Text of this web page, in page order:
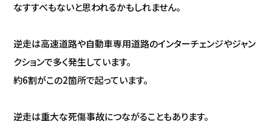
なすすべもないと思われるかもしれません。
逆走は高速道路や自動車専用道路のインターチェンジやジャン
クションで多く発生しています。
約6割がこの2箇所で起っています。
逆走は重大な死傷事故につながることもあります。